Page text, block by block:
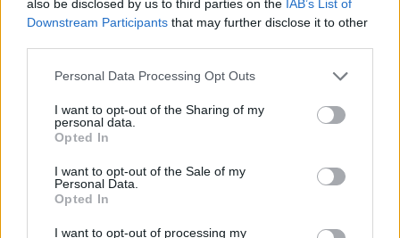
also be disclosed by us to third parties on the IAB’s List of
Downstream Participants that may further disclose it to other
Please note that this website/app uses one or more Google
not limited to your visit or usage behaviour. You may click to
grant or deny consent to Google and its third-party tags to
use your data for below specified purposes in below Google
consent section.
Personal Data Processing Opt Outs
I want to opt-out of the Sharing of my
personal data.
Opted In
I want to opt-out of the Sale of my
Personal Data.
Opted In
I want to opt-out of processing my
A keresőcímkék területén érdemes alaposan
körülnézni: fedezd fel, melyik hastag-ek népszerűek